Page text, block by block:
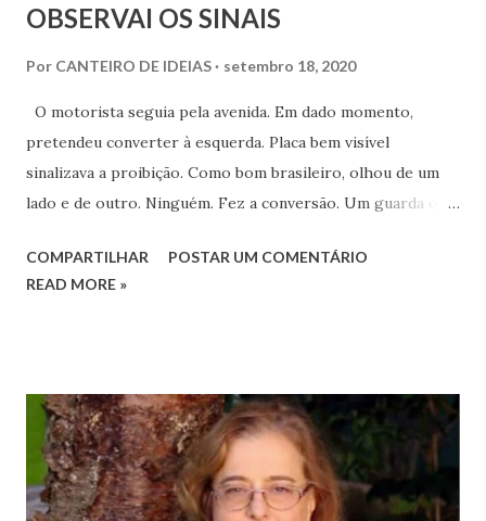
OBSERVAI OS SINAIS
Por CANTEIRO DE IDEIAS setembro 18, 2020
O motorista seguia pela avenida. Em dado momento,
pretendeu converter à esquerda. Placa bem visível
sinalizava a proibição. Como bom brasileiro, olhou de um
lado e de outro. Ninguém. Fez a conversão. Um guarda o
COMPARTILHAR
POSTAR UM COMENTÁRIO
READ MORE »